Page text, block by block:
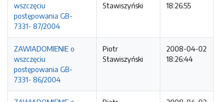
wszczęciu
postępowania GB-
7331- 87/2004
Stawiszyński
18:26:55
ZAWIADOMIENIE o
wszczęciu
postępowania GB-
7331- 86/2004
Piotr
Stawiszyński
2008-04-02
18:26:44